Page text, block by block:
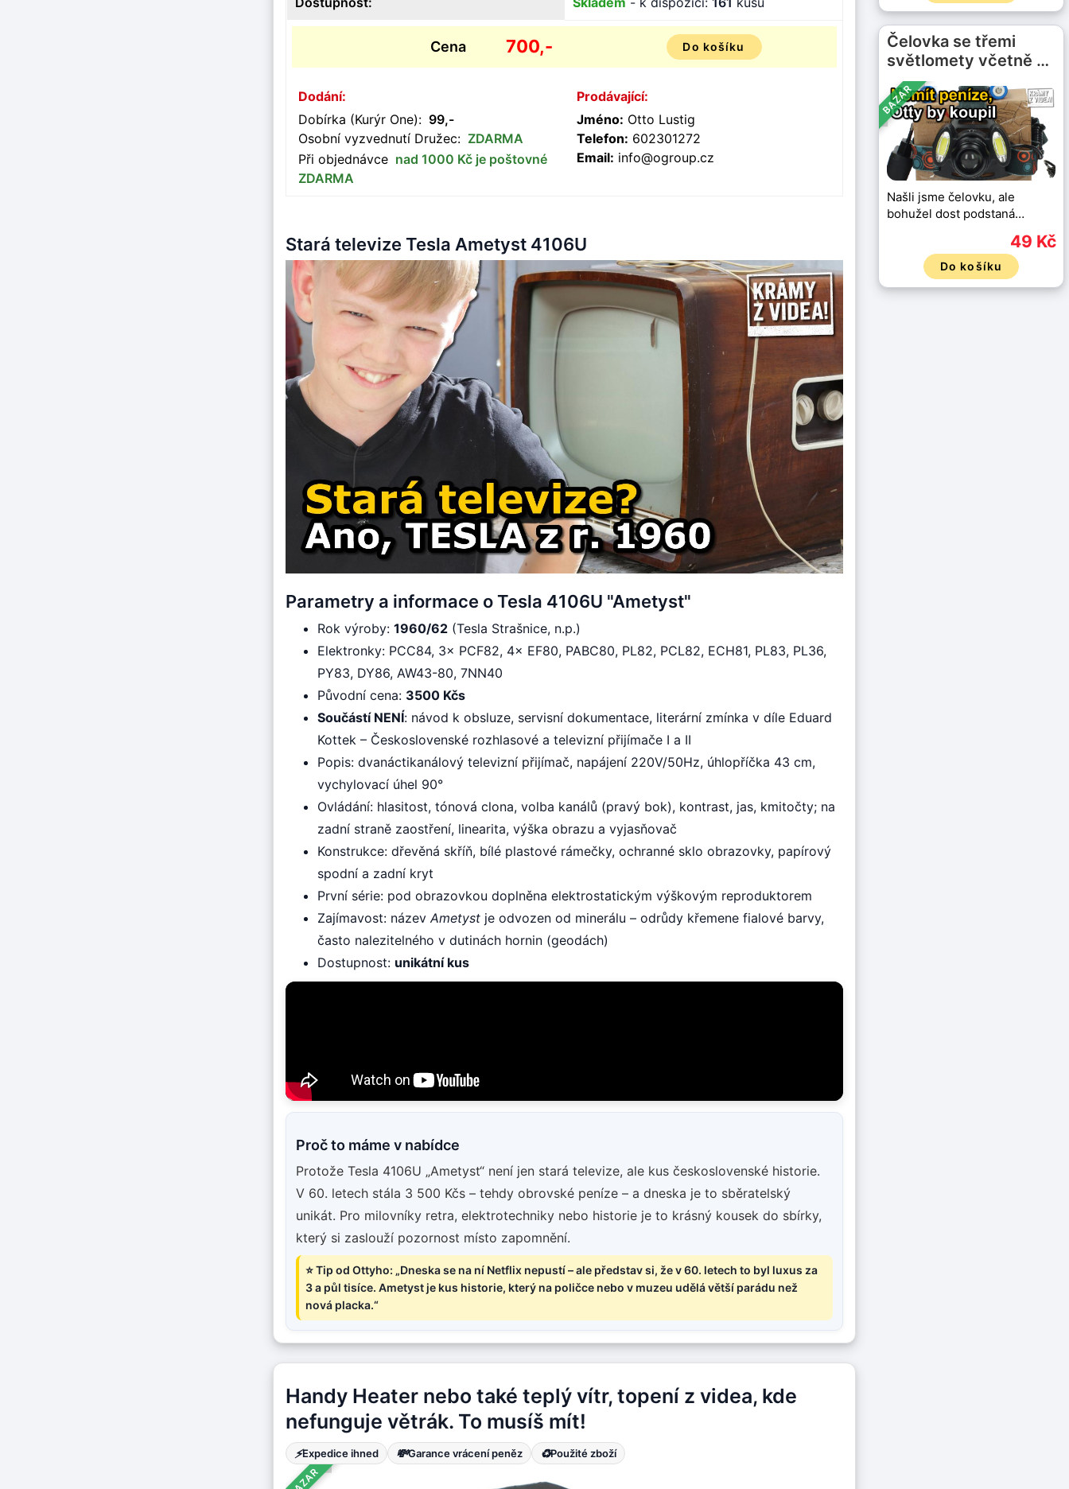
Cena 700,- Do košíku
Dodání:
Dobírka (Kurýr One): 99,-
Osobní vyzvednutí Družec: ZDARMA
Při objednávce nad 1000 Kč je poštovné
ZDARMA
Prodávající:
Jméno: Otto Lustig
Telefon: 602301272
Email: info@ogroup.cz
Stará televize Tesla Ametyst 4106U
Parametry a informace o Tesla 4106U "Ametyst"
Rok výroby:1960/62 (Tesla Strašnice, n.p.)
Elektronky: PCC84, 3× PCF82, 4× EF80, PABC80, PL82, PCL82, ECH81, PL83, PL36,
PY83, DY86, AW43-80, 7NN40
Původní cena: 3500 Kčs
Součástí NENÍ: návod k obsluze, servisní dokumentace, literární zmínka v díle Eduard
Kottek – Československé rozhlasové a televizní přijímače I a II
Popis: dvanáctikanálový televizní přijímač, napájení 220V/50Hz, úhlopříčka 43 cm,
vychylovací úhel 90°
Ovládání: hlasitost, tónová clona, volba kanálů (pravý bok), kontrast, jas, kmitočty; na
zadní straně zaostření, linearita, výška obrazu a vyjasňovač
Konstrukce: dřevěná skříň, bílé plastové rámečky, ochranné sklo obrazovky, papírový
spodní a zadní kryt
První série: pod obrazovkou doplněna elektrostatickým výškovým reproduktorem
Zajímavost: názevAmetyst je odvozen od minerálu – odrůdy křemene fialové barvy,
často nalezitelného v dutinách hornin (geodách)
Dostupnost: unikátní kus
Proč to máme v nabídce
Protože Tesla 4106U „Ametyst“ není jen stará televize, ale kus československé historie.
V 60. letech stála 3 500 Kčs – tehdy obrovské peníze – a dneska je to sběratelský
unikát. Pro milovníky retra, elektrotechniky nebo historie je to krásný kousek do sbírky,
který si zaslouží pozornost místo zapomnění.
⭐ Tip od Ottyho: „Dneska se na ní Netflix nepustí – ale představ si, že v 60. letech to byl luxus za
3 a půl tisíce. Ametyst je kus historie, který na poličce nebo v muzeu udělá větší parádu než
nová placka.“
Handy Heater nebo také teplý vítr, topení z videa, kde
nefunguje větrák. To musíš mít!
⚡Expedice ihned 💸Garance vrácení peněz ♻️Použité zboží
Čelovka se třemi
světlomety včetně …
BAZAR
Našli jsme čelovku, ale
bohužel dost podstaná…
49 Kč
Do košíku